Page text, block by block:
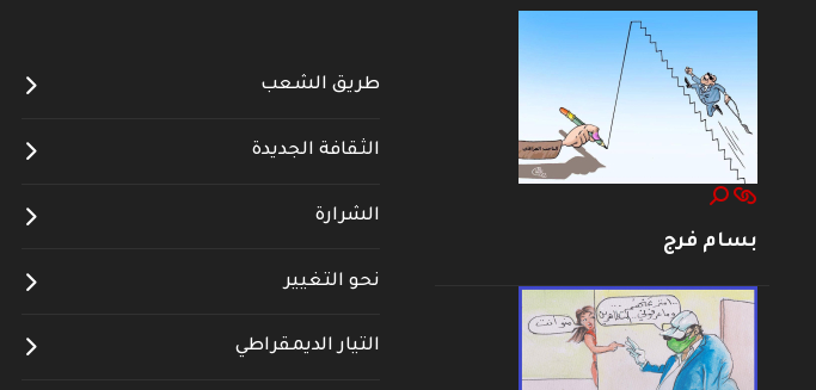
بسام فرج
طريق الشعب
الثقافة الجديدة
الشرارة
نحو التغيير
التيار الديمقراطي